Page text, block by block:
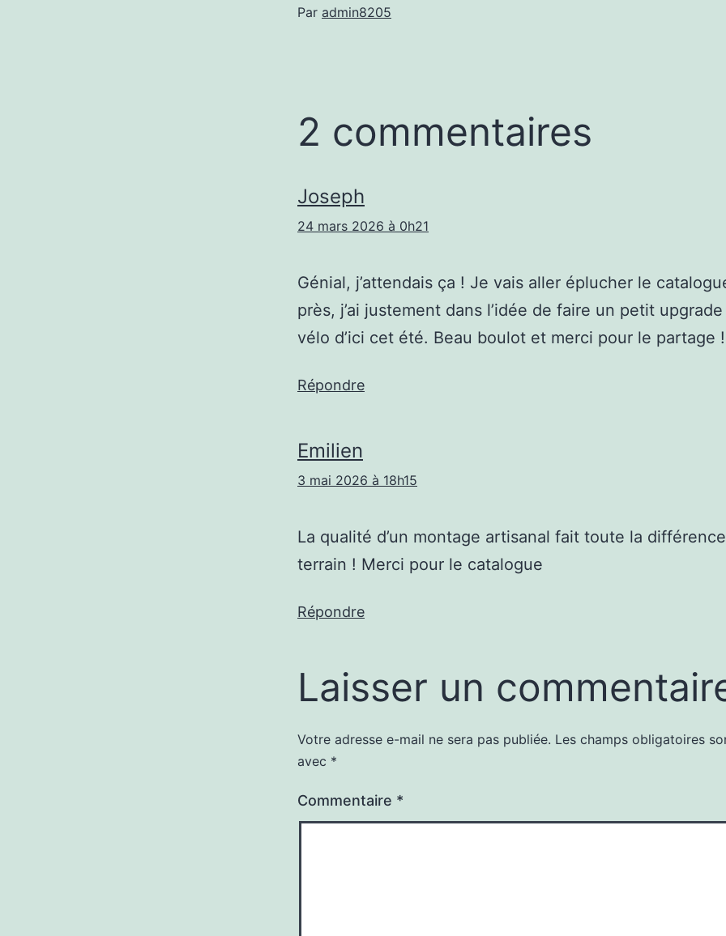
Par admin8205
2 commentaires
Joseph
24 mars 2026 à 0h21
Génial, j’attendais ça ! Je vais aller éplucher le
près, j’ai justement dans l’idée de faire un petit
vélo d’ici cet été. Beau boulot et merci pour le partage !
Répondre
Emilien
3 mai 2026 à 18h15
La qualité d’un montage artisanal fait toute la
terrain ! Merci pour le catalogue
Répondre
Laisser un
Votre adresse e-mail ne sera pas publiée. Les champs obligatoires
avec *
Commentaire *